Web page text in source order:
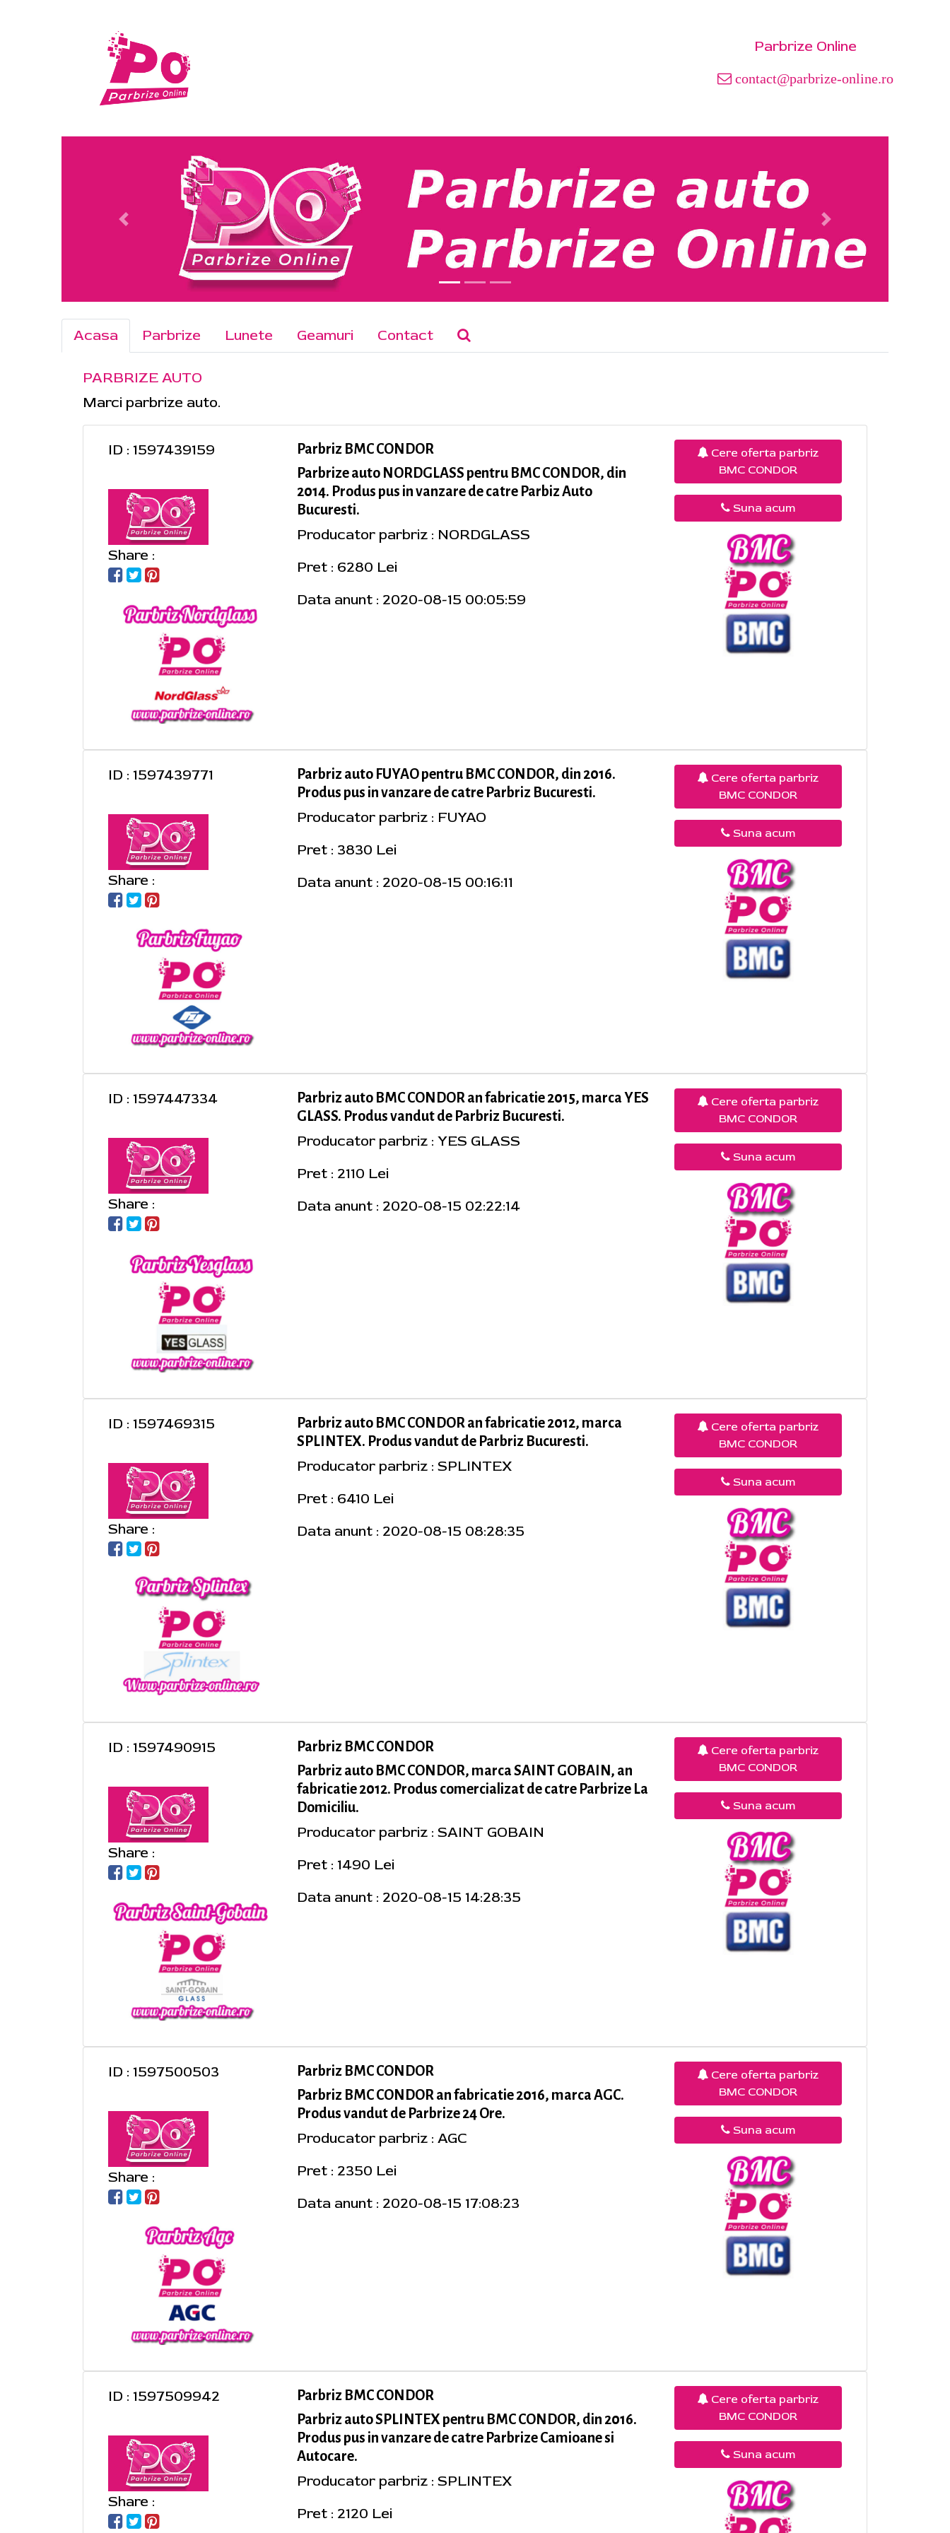
Parbrize Online
contact@parbrize-online.ro
Acasa Parbrize Lunete Geamuri Contact
PARBRIZE AUTO
Marci parbrize auto.
ID : 1597439159
Share :
Parbriz BMC CONDOR
Parbrize auto NORDGLASS pentru BMC CONDOR, din
2014. Produs pus in vanzare de catre Parbiz Auto
Bucuresti.
Producator parbriz : NORDGLASS
Pret : 6280 Lei
Data anunt : 2020-08-15 00:05:59
Cere oferta parbriz
BMC CONDOR
Suna acum
ID : 1597439771
Share :
Parbriz auto FUYAO pentru BMC CONDOR, din 2016.
Produs pus in vanzare de catre Parbriz Bucuresti.
Producator parbriz : FUYAO
Pret : 3830 Lei
Data anunt : 2020-08-15 00:16:11
Cere oferta parbriz
BMC CONDOR
Suna acum
ID : 1597447334
Share :
Parbriz auto BMC CONDOR an fabricatie 2015, marca YES
GLASS. Produs vandut de Parbriz Bucuresti.
Producator parbriz : YES GLASS
Pret : 2110 Lei
Data anunt : 2020-08-15 02:22:14
Cere oferta parbriz
BMC CONDOR
Suna acum
ID : 1597469315
Share :
Parbriz auto BMC CONDOR an fabricatie 2012, marca
SPLINTEX. Produs vandut de Parbriz Bucuresti.
Producator parbriz : SPLINTEX
Pret : 6410 Lei
Data anunt : 2020-08-15 08:28:35
Cere oferta parbriz
BMC CONDOR
Suna acum
ID : 1597490915
Share :
Parbriz BMC CONDOR
Parbriz auto BMC CONDOR, marca SAINT GOBAIN, an
fabricatie 2012. Produs comercializat de catre Parbrize La
Domiciliu.
Producator parbriz : SAINT GOBAIN
Pret : 1490 Lei
Data anunt : 2020-08-15 14:28:35
Cere oferta parbriz
BMC CONDOR
Suna acum
ID : 1597500503
Share :
Parbriz BMC CONDOR
Parbriz BMC CONDOR an fabricatie 2016, marca AGC.
Produs vandut de Parbrize 24 Ore.
Producator parbriz : AGC
Pret : 2350 Lei
Data anunt : 2020-08-15 17:08:23
Cere oferta parbriz
BMC CONDOR
Suna acum
ID : 1597509942
Share :
Parbriz BMC CONDOR
Parbriz auto SPLINTEX pentru BMC CONDOR, din 2016.
Produs pus in vanzare de catre Parbrize Camioane si
Autocare.
Producator parbriz : SPLINTEX
Pret : 2120 Lei
Cere oferta parbriz
BMC CONDOR
Suna acum